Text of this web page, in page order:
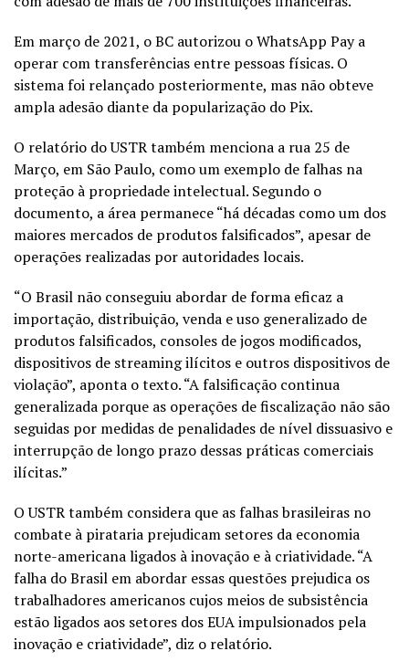
Em março de 2021, o BC autorizou o WhatsApp Pay a
operar com transferências entre pessoas físicas. O
sistema foi relançado posteriormente, mas não obteve
ampla adesão diante da popularização do Pix.
O relatório do USTR também menciona a rua 25 de
Março, em São Paulo, como um exemplo de falhas na
proteção à propriedade intelectual. Segundo o
documento, a área permanece “há décadas como um dos
maiores mercados de produtos falsificados”, apesar de
operações realizadas por autoridades locais.
“O Brasil não conseguiu abordar de forma eficaz a
importação, distribuição, venda e uso generalizado de
produtos falsificados, consoles de jogos modificados,
dispositivos de streaming ilícitos e outros dispositivos de
violação”, aponta o texto. “A falsificação continua
generalizada porque as operações de fiscalização não são
seguidas por medidas de penalidades de nível dissuasivo e
interrupção de longo prazo dessas práticas comerciais
ilícitas.”
O USTR também considera que as falhas brasileiras no
combate à pirataria prejudicam setores da economia
norte-americana ligados à inovação e à criatividade. “A
falha do Brasil em abordar essas questões prejudica os
trabalhadores americanos cujos meios de subsistência
estão ligados aos setores dos EUA impulsionados pela
inovação e criatividade”, diz o relatório.